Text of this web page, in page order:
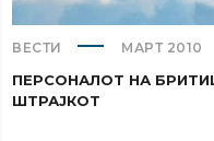
ВЕСТИ МАРТ 2010
ПЕРСОНАЛОТ НА
ШТРАЈКОТ